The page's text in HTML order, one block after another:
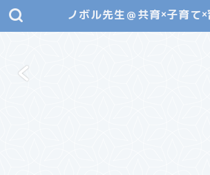
ノボル先生＠共育×子育て